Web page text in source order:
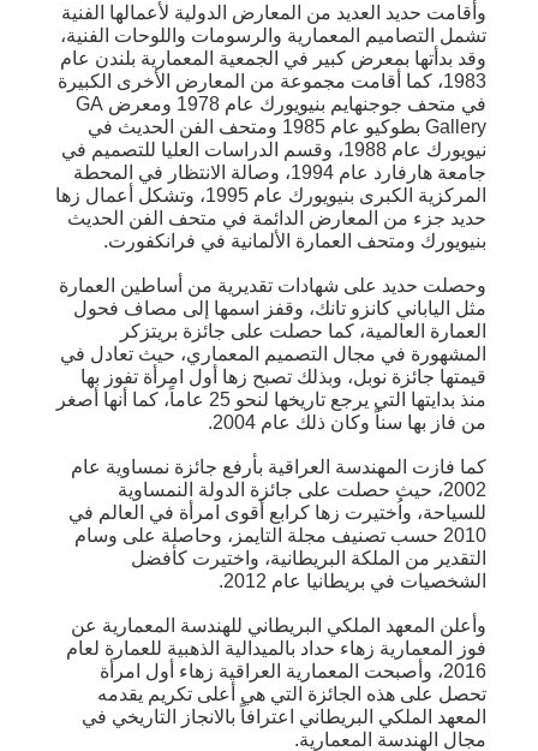
وأقامت حديد العديد من المعارض الدولية لأعمالها الفنية
تشمل التصاميم المعمارية والرسومات واللوحات الفنية،
وقد بدأتها بمعرض كبير في الجمعية المعمارية بلندن عام
1983، كما أقامت مجموعة من المعارض الأخرى الكبيرة
في متحف جوجنهايم بنيويورك عام 1978 ومعرض GA
Gallery بطوكيو عام 1985 ومتحف الفن الحديث في
نيويورك عام 1988، وقسم الدراسات العليا للتصميم في
جامعة هارفارد عام 1994، وصالة الانتظار في المحطة
المركزية الكبرى بنيويورك عام 1995، وتشكل أعمال زها
حديد جزء من المعارض الدائمة في متحف الفن الحديث
بنيويورك ومتحف العمارة الألمانية في فرانكفورت.
وحصلت حديد على شهادات تقديرية من أساطين العمارة
مثل الياباني كانزو تانك، وقفز اسمها إلى مصاف فحول
العمارة العالمية، كما حصلت على جائزة بريتزكر
المشهورة في مجال التصميم المعماري، حيث تعادل في
قيمتها جائزة نوبل، وبذلك تصبح زها أول امرأة تفوز بها
منذ بدايتها التي يرجع تاريخها لنحو 25 عاماً، كما أنها أصغر
من فاز بها سناً وكان ذلك عام 2004.
كما فازت المهندسة العراقية بأرفع جائزة نمساوية عام
2002، حيث حصلت على جائزة الدولة النمساوية
للسياحة، واُختيرت زها كرابع أقوى امرأة في العالم في
2010 حسب تصنيف مجلة التايمز، وحاصلة على وسام
التقدير من الملكة البريطانية، واختيرت كأفضل
الشخصيات في بريطانيا عام 2012.
وأعلن المعهد الملكي البريطاني للهندسة المعمارية عن
فوز المعمارية زهاء حداد بالميدالية الذهبية للعمارة لعام
2016، وأصبحت المعمارية العراقية زهاء أول امرأة
تحصل على هذه الجائزة التي هي أعلى تكريم يقدمه
المعهد الملكي البريطاني اعترافاً بالانجاز التاريخي في
مجال الهندسة المعمارية.